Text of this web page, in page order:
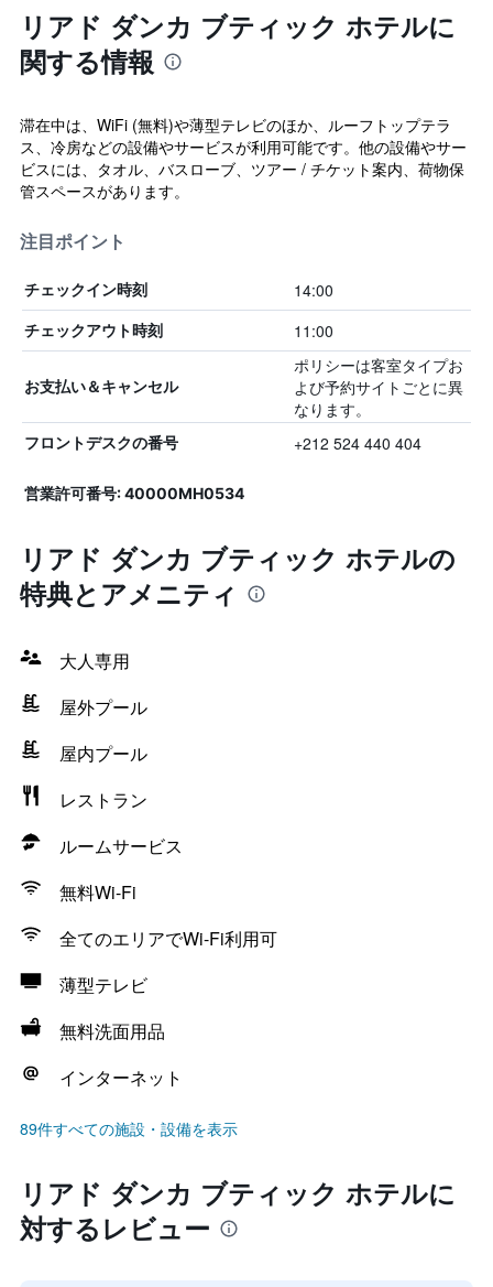
リアド ダンカ ブティック ホテルに
関する情報
滞在中は、WiFi (無料)や薄型テレビのほか、ルーフトップテラ
ス、冷房などの設備やサービスが利用可能です。他の設備やサー
ビスには、タオル、バスローブ、ツアー / チケット案内、荷物保
管スペースがあります。
注目ポイント
チェックイン時刻 14:00
チェックアウト時刻 11:00
お支払い＆キャンセル
ポリシーは客室タイプお
よび予約サイトごとに異
なります。
フロントデスクの番号 +212 524 440 404
営業許可番号: 40000MH0534
リアド ダンカ ブティック ホテルの
特典とアメニティ
大人専用
屋外プール
屋内プール
レストラン
ルームサービス
無料Wi-Fi
全てのエリアでWi-Fi利用可
薄型テレビ
無料洗面用品
インターネット
89件すべての施設・設備を表示
リアド ダンカ ブティック ホテルに
対するレビュー